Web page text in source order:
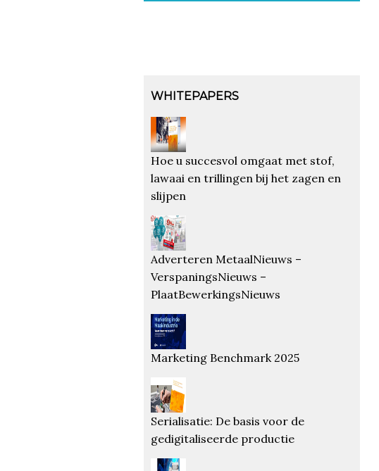
WHITEPAPERS
Hoe u succesvol omgaat met stof,
lawaai en trillingen bij het zagen en
slijpen
Adverteren MetaalNieuws –
VerspaningsNieuws –
PlaatBewerkingsNieuws
Marketing Benchmark 2025
Serialisatie: De basis voor de
gedigitaliseerde productie